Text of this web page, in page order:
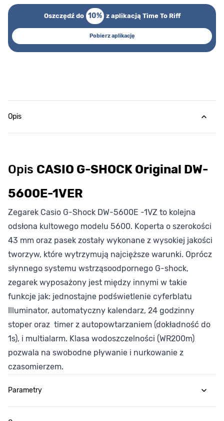
Oszczędź do 10% z aplikacją Time To Riff
Pobierz aplikację
Opis
Opis CASIO G-SHOCK Original DW-
5600E-1VER
Zegarek Casio G-Shock DW-5600E -1VZ to kolejna
odsłona kultowego modelu 5600. Koperta o szerokości
43 mm oraz pasek zostały wykonane z wysokiej jakości
tworzyw, które wytrzymują najcięższe warunki. Oprócz
słynnego systemu wstrząsoodpornego G-shock,
zegarek wyposażony jest między innymi w takie
funkcje jak: jednostajne podświetlenie cyferblatu
Illuminator, automatyczny kalendarz, 24 godzinny
stoper oraz timer z autopowtarzaniem (dokładność do
1s), i multialarm. Klasa wodoszczelności (WR200m)
pozwala na swobodne pływanie i nurkowanie z
czasomierzem.
Parametry